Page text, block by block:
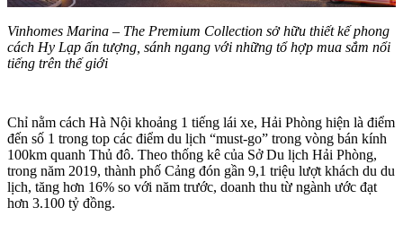
Vinhomes Marina – The Premium Collection sở hữu thiết kế phong
cách Hy Lạp ấn tượng, sánh ngang với những tổ hợp mua sắm nổi
tiếng trên thế giới
Chỉ nằm cách Hà Nội khoảng 1 tiếng lái xe, Hải Phòng hiện là điểm
đến số 1 trong top các điểm du lịch “must-go” trong vòng bán kính
100km quanh Thủ đô. Theo thống kê của Sở Du lịch Hải Phòng,
trong năm 2019, thành phố Cảng đón gần 9,1 triệu lượt khách du du
lịch, tăng hơn 16% so với năm trước, doanh thu từ ngành ước đạt
hơn 3.100 tỷ đồng.